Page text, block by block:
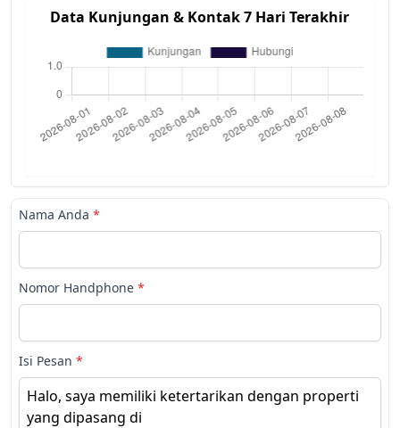
Data Kunjungan & Kontak 7 Hari Terakhir
Nama Anda *
Nomor Handphone *
Isi Pesan *